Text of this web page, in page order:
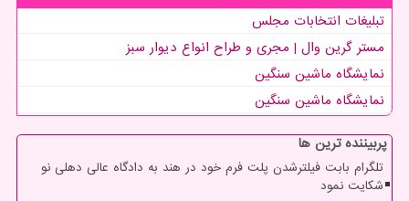
تبلیغات انتخابات مجلس
مستر گرین وال | مجری و طراح انواع دیوار سبز
نمایشگاه ماشین سنگین
نمایشگاه ماشین سنگین
پربیننده ترین ها
تلگرام بابت فیلترشدن پلت فرم خود در هند به دادگاه عالی دهلی نو
شکایت نمود